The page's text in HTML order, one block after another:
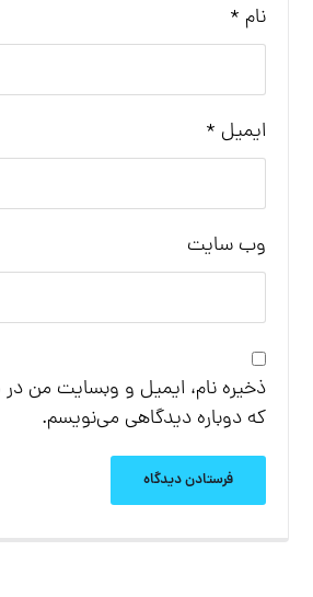
نام *
ایمیل *
وب‌ سایت
ذخیره نام، ایمیل و وبسایت من در
که دوباره دیدگاهی می‌نویسم.
فرستادن دیدگاه